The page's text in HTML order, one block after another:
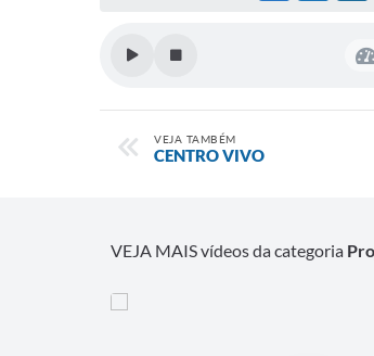
VEJA TAMBÉM
CENTRO VIVO
VEJA MAIS vídeos da categoria